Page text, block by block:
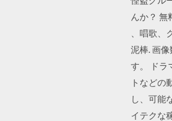
んか？
、唱歌
泥棒. 画
す。 ドラ
トなどの
し、可能
イテクな